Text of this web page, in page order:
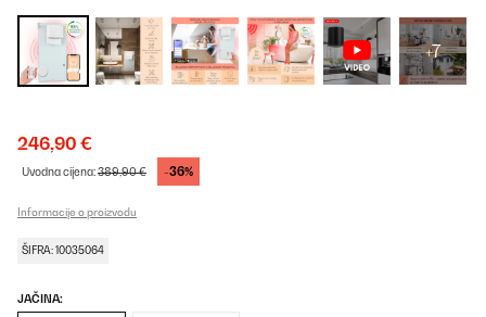
+7
246,90 €
Uvodna cijena:389,90 € -36%
Informacije o proizvodu
ŠIFRA: 10035064
JAČINA: